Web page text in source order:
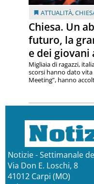
ATTUALITÀ,
Chiesa. Un
futuro, la
e dei giovani
Migliaia di ragazzi,
scorsi hanno dato vita
Meeting”, hanno
Notizie - Settimanale
Via Don E. Loschi, 8
41012 Carpi (MO)